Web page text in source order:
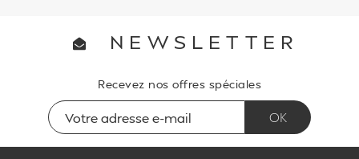
NEWSLETTER
Recevez nos offres spéciales